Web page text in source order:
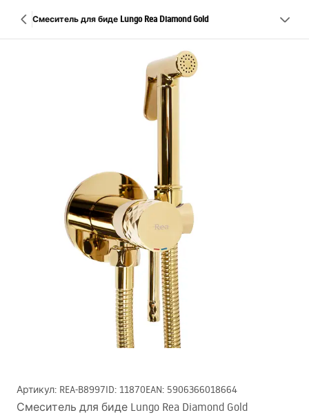
Смеситель для биде Lungo Rea Diamond Gold
Артикул: REA-B8997ID: 11870EAN: 5906366018664
Смеситель для биде Lungo Rea Diamond Gold